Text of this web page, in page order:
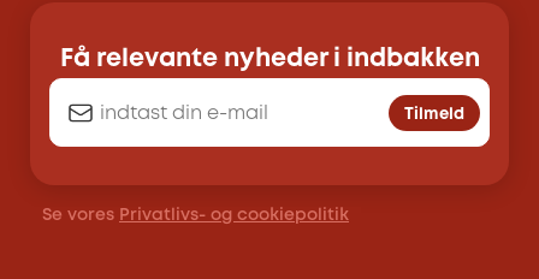
Få relevante nyheder i indbakken
Tilmeld
Se vores Privatlivs- og cookiepolitik